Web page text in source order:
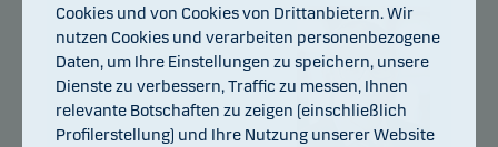
Cookies und von Cookies von Drittanbietern. Wir
nutzen Cookies und verarbeiten personenbezogene
Daten, um Ihre Einstellungen zu speichern, unsere
Dienste zu verbessern, Traffic zu messen, Ihnen
relevante Botschaften zu zeigen (einschließlich
Profilerstellung) und Ihre Nutzung unserer Website